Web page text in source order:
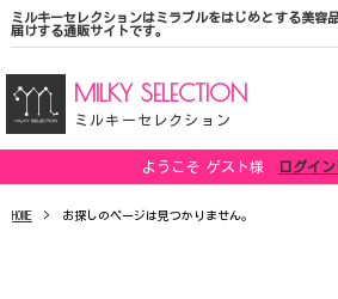
ミルキーセレクションはミラブルをはじめとする美容
届けする通販サイトです。
MILKY SELECTION
ミルキーセレクション
ようこそ ゲスト様 ログイ
HOME お探しのページは見つかりません。